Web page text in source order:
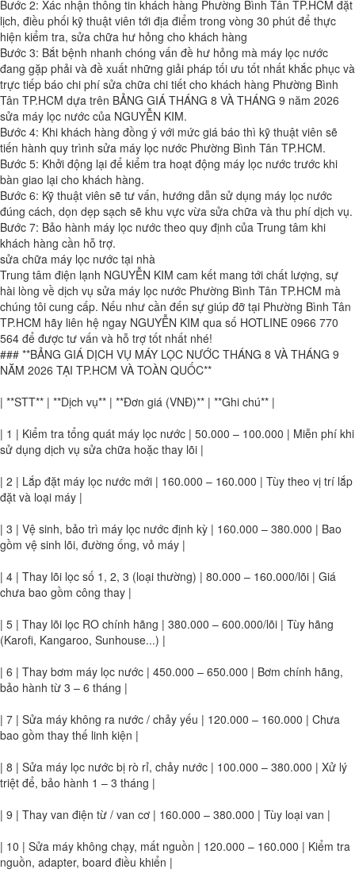
Bước 2: Xác nhận thông tin khách hàng Phường Bình Tân TP.HCM đặt
lịch, điều phối kỹ thuật viên tới địa điểm trong vòng 30 phút để thực
hiện kiểm tra, sửa chữa hư hỏng cho khách hàng
Bước 3: Bắt bệnh nhanh chóng vấn đề hư hỏng mà máy lọc nước
đang gặp phải và đề xuất những giải pháp tối ưu tốt nhất khắc phục và
trực tiếp báo chi phí sửa chữa chi tiết cho khách hàng Phường Bình
Tân TP.HCM dựa trên BẢNG GIÁ THÁNG 8 VÀ THÁNG 9 năm 2026
sửa máy lọc nước của NGUYỄN KIM.
Bước 4: Khi khách hàng đồng ý với mức giá báo thì kỹ thuật viên sẽ
tiến hành quy trình sửa máy lọc nước Phường Bình Tân TP.HCM.
Bước 5: Khởi động lại để kiểm tra hoạt động máy lọc nước trước khi
bàn giao lại cho khách hàng.
Bước 6: Kỹ thuật viên sẽ tư vấn, hướng dẫn sử dụng máy lọc nước
đúng cách, dọn dẹp sạch sẽ khu vực vừa sửa chữa và thu phí dịch vụ.
Bước 7: Bảo hành máy lọc nước theo quy định của Trung tâm khi
khách hàng cần hỗ trợ.
sửa chữa máy lọc nước tại nhà
Trung tâm điện lạnh NGUYỄN KIM cam kết mang tới chất lượng, sự
hài lòng về dịch vụ sửa máy lọc nước Phường Bình Tân TP.HCM mà
chúng tôi cung cấp. Nếu như cần đến sự giúp đỡ tại Phường Bình Tân
TP.HCM hãy liên hệ ngay NGUYỄN KIM qua số HOTLINE 0966 770
564 để được tư vấn và hỗ trợ tốt nhất nhé!
### **BẢNG GIÁ DỊCH VỤ MÁY LỌC NƯỚC THÁNG 8 VÀ THÁNG 9
NĂM 2026 TẠI TP.HCM VÀ TOÀN QUỐC**
| **STT** | **Dịch vụ** | **Đơn giá (VNĐ)** | **Ghi chú** |
| 1 | Kiểm tra tổng quát máy lọc nước | 50.000 – 100.000 | Miễn phí khi
sử dụng dịch vụ sửa chữa hoặc thay lõi |
| 2 | Lắp đặt máy lọc nước mới | 160.000 – 160.000 | Tùy theo vị trí lắp
đặt và loại máy |
| 3 | Vệ sinh, bảo trì máy lọc nước định kỳ | 160.000 – 380.000 | Bao
gồm vệ sinh lõi, đường ống, vỏ máy |
| 4 | Thay lõi lọc số 1, 2, 3 (loại thường) | 80.000 – 160.000/lõi | Giá
chưa bao gồm công thay |
| 5 | Thay lõi lọc RO chính hãng | 380.000 – 600.000/lõi | Tùy hãng
(Karofi, Kangaroo, Sunhouse...) |
| 6 | Thay bơm máy lọc nước | 450.000 – 650.000 | Bơm chính hãng,
bảo hành từ 3 – 6 tháng |
| 7 | Sửa máy không ra nước / chảy yếu | 120.000 – 160.000 | Chưa
bao gồm thay thế linh kiện |
| 8 | Sửa máy lọc nước bị rò rỉ, chảy nước | 100.000 – 380.000 | Xử lý
triệt để, bảo hành 1 – 3 tháng |
| 9 | Thay van điện từ / van cơ | 160.000 – 380.000 | Tùy loại van |
| 10 | Sửa máy không chạy, mất nguồn | 120.000 – 160.000 | Kiểm tra
nguồn, adapter, board điều khiển |